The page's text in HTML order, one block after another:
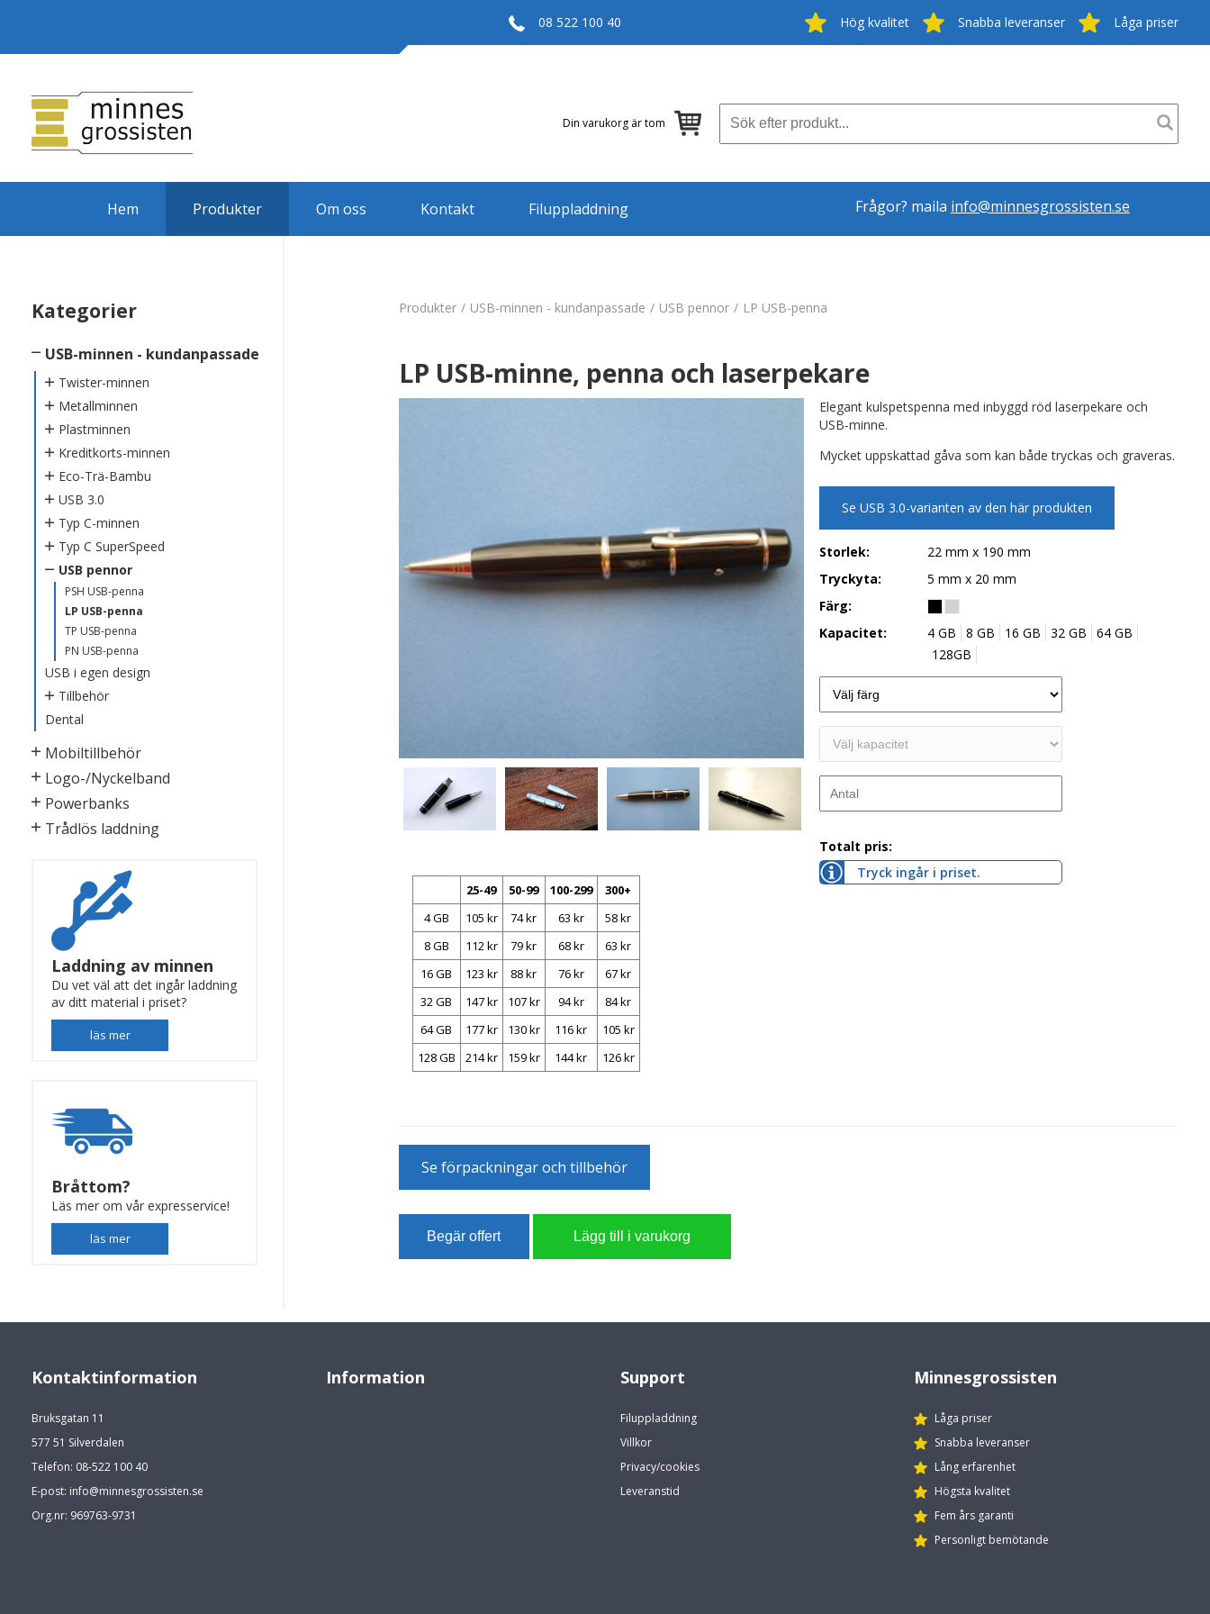
08 522 100 40 Hög kvalitet Snabba leveranser Låga priser
Din varukorg är tom
Hem Produkter Om oss Kontakt Filuppladdning Frågor? maila info@minnesgrossisten.se
Kategorier
USB-minnen - kundanpassade
Twister-minnen
Metallminnen
Plastminnen
Kreditkorts-minnen
Eco-Trä-Bambu
USB 3.0
Typ C-minnen
Typ C SuperSpeed
USB pennor
PSH USB-penna
LP USB-penna
TP USB-penna
PN USB-penna
USB i egen design
Tillbehör
Dental
Mobiltillbehör
Logo-/Nyckelband
Powerbanks
Trådlös laddning
Laddning av minnen
Du vet väl att det ingår laddning
av ditt material i priset?
läs mer
Bråttom?
Läs mer om vår expresservice!
läs mer
Produkter USB-minnen - kundanpassade USB pennor LP USB-penna
LP USB-minne, penna och laserpekare
Elegant kulspetspenna med inbyggd röd laserpekare och
USB-minne.
Mycket uppskattad gåva som kan både tryckas och graveras.
Se USB 3.0-varianten av den här produkten
Storlek:
22 mm x 190 mm
Tryckyta:
5 mm x 20 mm
Färg:
Kapacitet:
4 GB 8 GB 16 GB 32 GB
64 GB
128GB
Totalt pris:
Tryck ingår i priset.
25-49 50-99 100-299
300+
4 GB
105 kr 74 kr 63 kr
58 kr
8 GB
112 kr 79 kr 68 kr
63 kr
16 GB
123 kr 88 kr 76 kr
67 kr
32 GB
147 kr 107 kr 94 kr
84 kr
64 GB
177 kr 130 kr 116 kr
105 kr
128 GB
214 kr 159 kr 144 kr 126 kr
Se förpackningar och tillbehör
Kontaktinformation
Bruksgatan 11
577 51 Silverdalen
Telefon: 08-522 100 40
E-post: info@minnesgrossisten.se
Org.nr: 969763-9731
Information Support
Filuppladdning
Villkor
Privacy/cookies
Leveranstid
Minnesgrossisten
Låga priser
Snabba leveranser
Lång erfarenhet
Högsta kvalitet
Fem års garanti
Personligt bemötande